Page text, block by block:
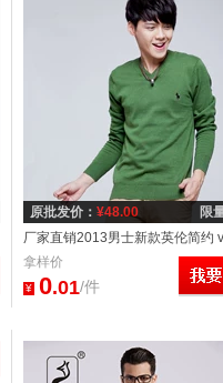
原批发价： ¥48.00
限
厂家直销2013男士新款英伦简约
针织衫男毛衣百搭线衫批发
拿样价
¥ 0.01/件